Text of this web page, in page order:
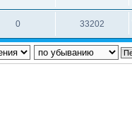
0 33202